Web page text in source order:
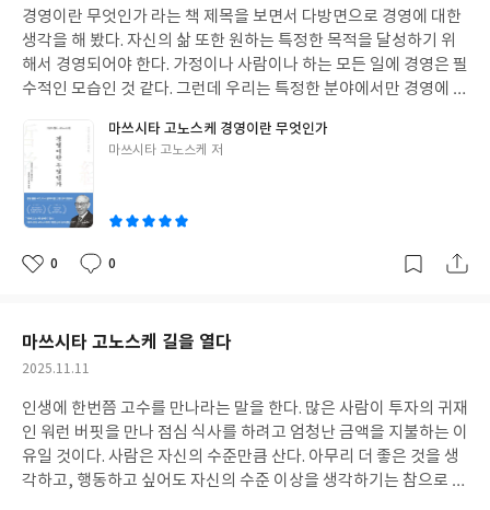
요한데, 새로운 산업, 새로운 기술, 새로운 시작 그것이 바로 신대륙
이라고 말한다. 이 책은 2개의 파트로 구성되어 있는데요, 구대륙의
6개 핵심 산업이 어떻게 코스피를 6000까지 끌어 올렸는지를 다루
고, 신대륙의 6개 혁신 산업이 11만 포인트까지 올리는데, 앞으로
해 주고 있다. 새로운 통력의 새로운 산업이 무엇인지를 통하여 흐름
이 어떻게 바뀌고 어떻게 투자해야 하는지를 독자들이 파악할 수 있
을 것이다. 각 산업의 발전을 통해서 어떻게 수익을 극대화할 수 있
는지를 보는 통찰들이 생길 것이다.
일
경영이란 무엇인가 라는 책 제목을 보면서 다방면으로 경영에 대한
생각을 해 봤다. 자신의 삶 또한 원하는 특정한 목적을 달성하기 위
해서 경영되어야 한다. 가정이나 사람이나 하는 모든 일에 경영은 필
수적인 모습인 것 같다. 그런데 우리는 특정한 분야에서만 경영에 대
좌우되어진다. 실패한 회사도 다른 경영자가 와서 승공한 회사로 만
들 수도 있다. 반대로 성공적인 사업을 이끌어가는 회사도 경영자 한
사람으로 인해서 몰락하는 경우들을 역사에서 많이 보고 있다. 그러
기 때문에 시대 시대 마다 경영을 어떻게 해야 하는지에 대한 통찰은
자신의 삶 뿐만 아니라 자신이 원하는 특정한 목적을 달성하기 위해
서 중요한 화두인 것 만은 사실인 것 같다. 이런 측면에서 경영에 대
영의 신이라고 불리우는 마쓰시타 고노스케가 들려주는 경영의 기
본과 원칙에 대한 이야기들이다. 책을 받아 보고서 그 두께에 한번
놀랐다. 가볍게 읽을 수 있을 것이란 생각을 가졌는데, 저자의 경험
과 경영을 해 본 기본과 철학을 담았지만 이 정도일 줄은 몰랐다. 이
책은 2부로 되어 있는데 1부에서는 사업과 경영의 기본에 대해, 사
람을 대하는 자세, 경영하는 마음, 사람을 키우는 법에 대해 다루고
있다. 2부에서는 경영 철학에 대해 이야기 하는데, 경영할 때 알아야
마쓰시타 고노스케 경영이란 무엇인가
글
마쓰시타 고노스케 저
좋
0
댓
0
작
마쓰시타 고노스케 길을 열다
작
일
2025.11.11
인생에 한번쯤 고수를 만나라는 말을 한다. 많은 사람이 투자의 귀재
인 워런 버핏을 만나 점심 식사를 하려고 엄청난 금액을 지불하는 이
유일 것이다. 사람은 자신의 수준만큼 산다. 아무리 더 좋은 것을 생
각하고, 행동하고 싶어도 자신의 수준 이상을 생각하기는 참으로 어